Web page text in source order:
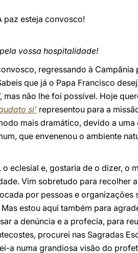
paz esteja convosco!
vossa hospitalidade!
regressando à Campânia
que já o Papa Francisco
não lhe foi possível. Hoje
si’ representou para a
mais dramático, devido a
que envenenou o ambiente
eclesial e, gostaria de o dizer, o
Vim sobretudo para recolher
por pessoas e organizações
estou aqui também para
a denúncia e a profecia, para
procurei nas Sagradas
a numa grandiosa visão do